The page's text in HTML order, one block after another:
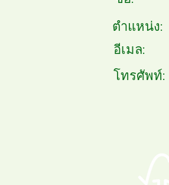
ตำแหน่ง:
อีเมล:
โทรศัพท์: